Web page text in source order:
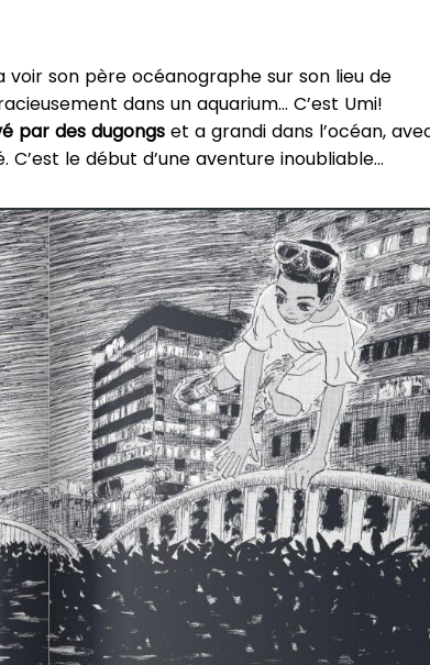
voir son père océanographe sur son lieu de
dans un aquarium… C’est Umi!
par des dugongs et a grandi dans l’océan,
le début d’une aventure inoubliable…